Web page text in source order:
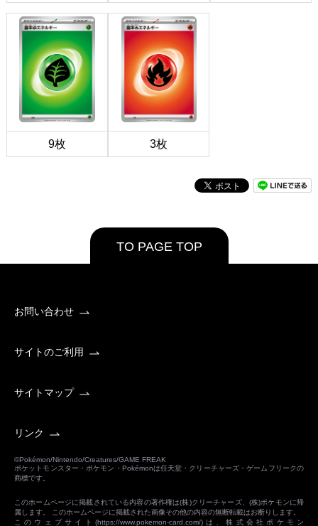
9枚 3枚
TO PAGE TOP
お問い合わせ
サイトのご利用
サイトマップ
リンク
©Pokémon/Nintendo/Creatures/GAME FREAK
ポケットモンスター・ポケモン・Pokémonは任天堂・クリーチャーズ・ゲームフリークの
商標です。
このホームページに掲載されている内容の著作権は(株)クリーチャーズ、(株)ポケモンに帰
属します。 このホームページに掲載された画像その他の内容の無断転載はお断りします。
このウェブサイト(https://www.pokemon-card.com/)は、株式会社ポケモン